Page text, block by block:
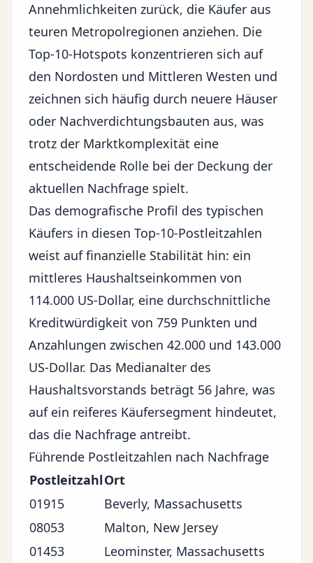
Annehmlichkeiten zurück, die Käufer aus
teuren Metropolregionen anziehen. Die
Top-10-Hotspots konzentrieren sich auf
den Nordosten und Mittleren Westen und
zeichnen sich häufig durch neuere Häuser
oder Nachverdichtungsbauten aus, was
trotz der Marktkomplexität eine
entscheidende Rolle bei der Deckung der
aktuellen Nachfrage spielt.
Das demografische Profil des typischen
Käufers in diesen Top-10-Postleitzahlen
weist auffinanzielle Stabilität hin: ein
mittleres Haushaltseinkommen von
114.000 US-Dollar, eine durchschnittliche
Kreditwürdigkeit von 759 Punkten und
Anzahlungen zwischen 42.000 und 143.000
US-Dollar. Das Medianalter des
Haushaltsvorstands beträgt 56 Jahre, was
auf ein reiferes Käufersegment hindeutet,
das die Nachfrage antreibt.
Führende Postleitzahlen nach Nachfrage
PostleitzahlOrt
01915
Beverly, Massachusetts
08053
Malton, New Jersey
01453
Leominster, Massachusetts